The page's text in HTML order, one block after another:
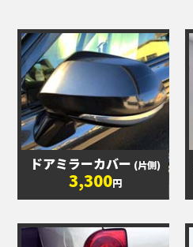
ドアミラーカバー (片側)
3,300円